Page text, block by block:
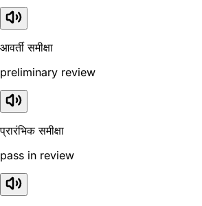
आवर्ती समीक्षा
preliminary review
प्रारंभिक समीक्षा
pass in review